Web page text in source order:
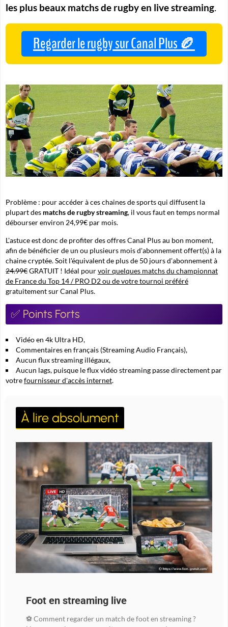
les plus beaux matchs de rugby en live streaming.
Regarder le rugby sur Canal Plus 🏉
Problème : pour accéder à ces chaines de sports qui diffusent la
plupart des matchs de rugby streaming, il vous faut en temps normal
débourser environ 24,99€ par mois.
L'astuce est donc de profiter des offres Canal Plus au bon moment,
afin de bénéficier de un ou plusieurs mois d'abonnement offert(s) à la
chaine cryptée. Soit l'équivalent de plus de 50 jours d'abonnement à
24.99€GRATUIT ! Idéal pourvoir quelques matchs du championnat
de France du Top 14 / PRO D2 ou de votre tournoi préféré
gratuitement sur Canal Plus.
✅ Points Forts
Vidéo en 4k Ultra HD,
Commentaires en français (Streaming Audio Français),
Aucun flux streaming illégaux,
Aucun lags, puisque le flux vidéo streaming passe directement par
votrefournisseur d'accès internet.
À lire absolument
Foot en streaming live
⚽ Comment regarder un match de foot en streaming ?